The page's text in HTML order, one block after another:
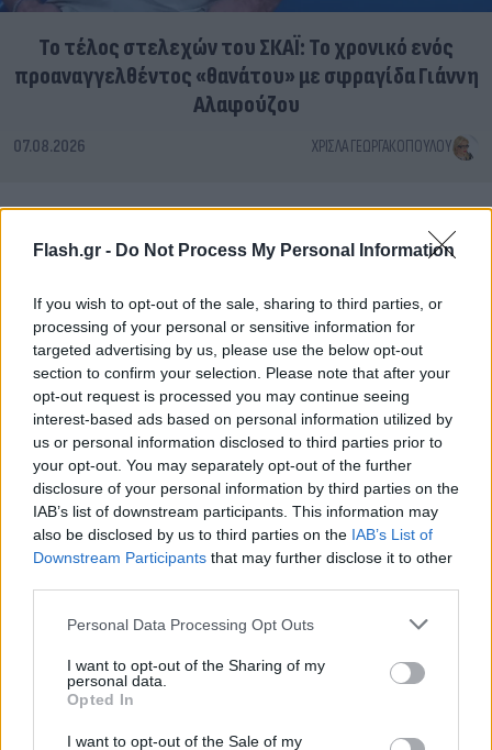
Flash.gr - Do Not Process My Personal Information
If you wish to opt-out of the sale, sharing to third parties, or
processing of your personal or sensitive information for
targeted advertising by us, please use the below opt-out
section to confirm your selection. Please note that after your
opt-out request is processed you may continue seeing
interest-based ads based on personal information utilized by
us or personal information disclosed to third parties prior to
your opt-out. You may separately opt-out of the further
disclosure of your personal information by third parties on the
IAB’s list of downstream participants. This information may
also be disclosed by us to third parties on the IAB’s List of
Downstream Participants that may further disclose it to other
Please note that this website/app uses one or more Google
not limited to your visit or usage behaviour. You may click to
grant or deny consent to Google and its third-party tags to
use your data for below specified purposes in below Google
consent section.
Personal Data Processing Opt Outs
I want to opt-out of the Sharing of my
personal data.
Opted In
I want to opt-out of the Sale of my
Το τέλος στελεχών του ΣΚΑΪ: Το χρονικό ενός
προαναγγελθέντος «θανάτου» με σφραγίδα Γιάννη
Αλαφούζου
07.08.2026 ΧΡΊΣΛΑ ΓΕΩΡΓΑΚΟΠΟΎΛΟΥ